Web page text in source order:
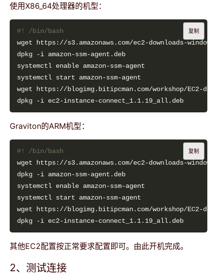
使用X86_64处理器的机型：
复制
Graviton的ARM机型：
复制
其他EC2配置按正常要求配置即可。由此开机完成。
2、测试连接